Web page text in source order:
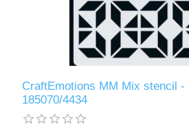
CraftEmotions MM Mix stencil -
185070/4434